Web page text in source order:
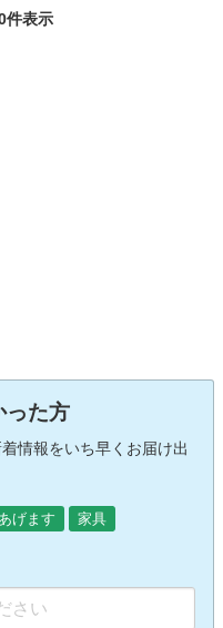
件表示
った方
情報をいち早くお届け出
げます
家具